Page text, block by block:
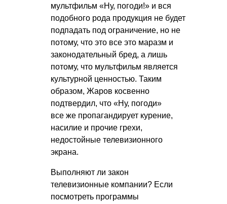
мультфильм «Ну, погоди!» и вся
подобного рода продукция не будет
подпадать под ограничение, но не
потому, что это все это маразм и
законодательный бред, а лишь
потому, что мультфильм является
культурной ценностью. Таким
образом, Жаров косвенно
подтвердил, что «Ну, погоди»
все же пропагандирует курение,
насилие и прочие грехи,
недостойные телевизионного
экрана.
Выполняют ли закон
телевизионные компании? Если
посмотреть программы